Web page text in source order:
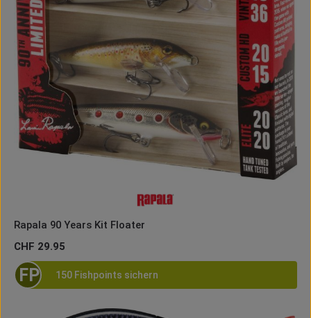
Rapala 90 Years Kit Floater
Regulärer Preis:
CHF 29.95
FP 150 Fishpoints sichern